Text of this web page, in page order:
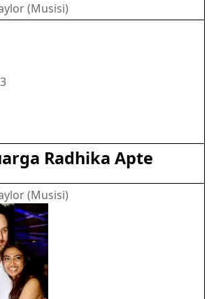
(Musisi)
Radhika Apte
(Musisi)